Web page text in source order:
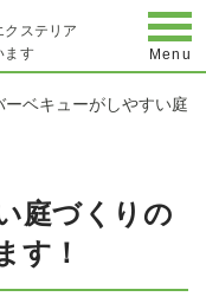
クステリア
ます
Menu
ーベキューがしやすい庭
庭づくりの
す！